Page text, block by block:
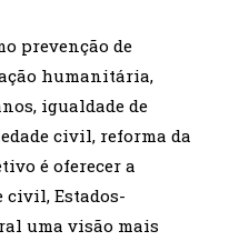
prevenção de
humanitária,
igualdade de
civil, reforma da
é oferecer a
civil, Estados-
uma visão mais